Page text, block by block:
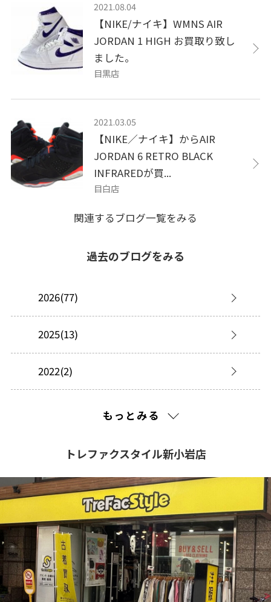
2021.08.04
【NIKE/ナイキ】WMNS AIR
JORDAN 1 HIGH お買取り致し
ました。
目黒店
2021.03.05
【NIKE／ナイキ】からAIR
JORDAN 6 RETRO BLACK
INFRAREDが買...
目白店
関連するブログ一覧をみる
過去のブログをみる
2026(77)
2025(13)
2022(2)
2019(324)
2018(322)
2017(134)
もっとみる
トレファクスタイル新小岩店